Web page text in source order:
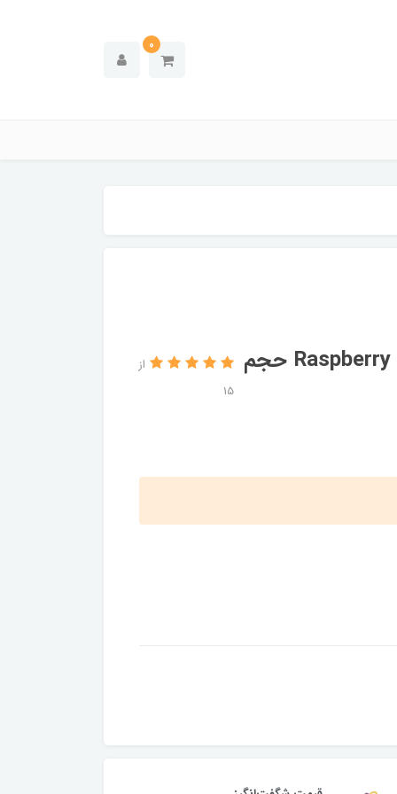
0
لوسیون سولاریوم برانشوگر مدل Raspberry Cream حجم
از
15